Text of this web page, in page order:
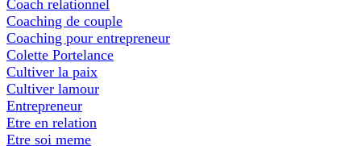
Coach relationnel
Coaching de couple
Coaching pour entrepreneur
Colette Portelance
Cultiver la paix
Cultiver lamour
Entrepreneur
Etre en relation
Etre soi meme